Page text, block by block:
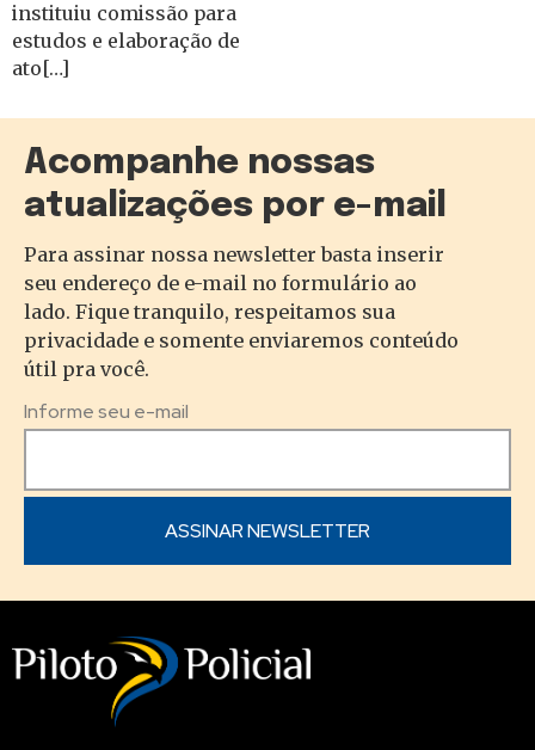
instituiu comissão para
estudos e elaboração de
ato[…]
Acompanhe nossas
atualizações por e-mail
Para assinar nossa newsletter basta inserir
seu endereço de e-mail no formulário ao
lado. Fique tranquilo, respeitamos sua
privacidade e somente enviaremos conteúdo
útil pra você.
Informe seu e-mail